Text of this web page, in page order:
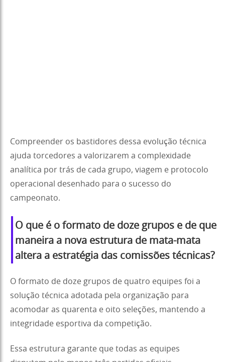
Compreender os bastidores dessa evolução técnica
ajuda torcedores a valorizarem a complexidade
analítica por trás de cada grupo, viagem e protocolo
operacional desenhado para o sucesso do
campeonato.
O que é o formato de doze grupos e de que
maneira a nova estrutura de mata-mata
altera a estratégia das comissões técnicas?
O formato de doze grupos de quatro equipes foi a
solução técnica adotada pela organização para
acomodar as quarenta e oito seleções, mantendo a
integridade esportiva da competição.
Essa estrutura garante que todas as equipes